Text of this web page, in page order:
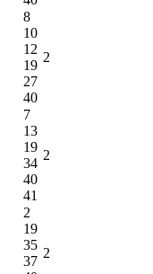
8
10
12
19
27
40
2
7
13
19
34
40
41
2
2
19
35
37
2